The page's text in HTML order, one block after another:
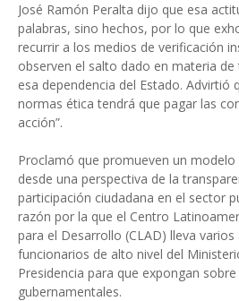
José Ramón Peralta dijo que esa
palabras, sino hechos, por lo que
recurrir a los medios de verificación
observen el salto dado en materia de
esa dependencia del Estado. Advirtió
normas ética tendrá que pagar las
acción”.
Proclamó que promueven un
desde una perspectiva de la
participación ciudadana en el sector
razón por la que el Centro
para el Desarrollo (CLAD) lleva
funcionarios de alto nivel del
Presidencia para que expongan
gubernamentales.